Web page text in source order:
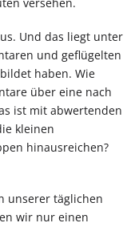
Und das liegt unter
und geflügelten
haben. Wie
über eine nach
ist mit abwertenden
kleinen
hinausreichen?
unserer täglichen
wir nur einen